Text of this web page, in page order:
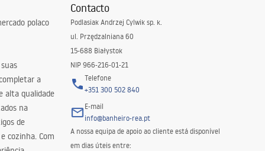
polaco
a
alta qualidade
na
de
cozinha. Com
Contacto
Podlasiak Andrzej Cylwik sp. k.
ul. Przędzalniana 60
15-688 Białystok
NIP 966-216-01-21
Telefone
+351 300 502 840
E-mail
info@banheiro-rea.pt
A nossa equipa de apoio ao cliente está disponível
em dias úteis entre: